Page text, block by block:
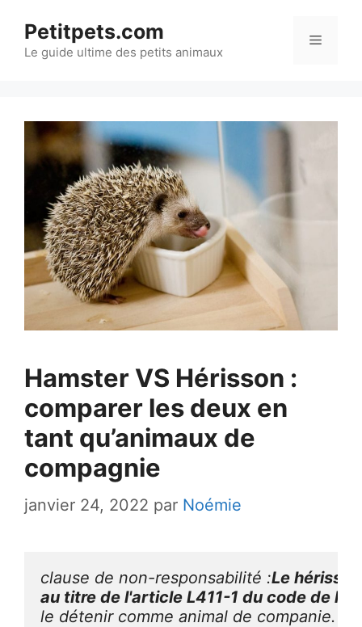
contenu
Petitpets.com
Le guide ultime des petits animaux
Menu
Hamster VS Hérisson :
comparer les deux en
tant qu’animaux de
compagnie
janvier 24, 2022 par Noémie
clause de non-responsabilité :Le
au titre de l'article L411-1 du code de
le détenir comme animal de companie.